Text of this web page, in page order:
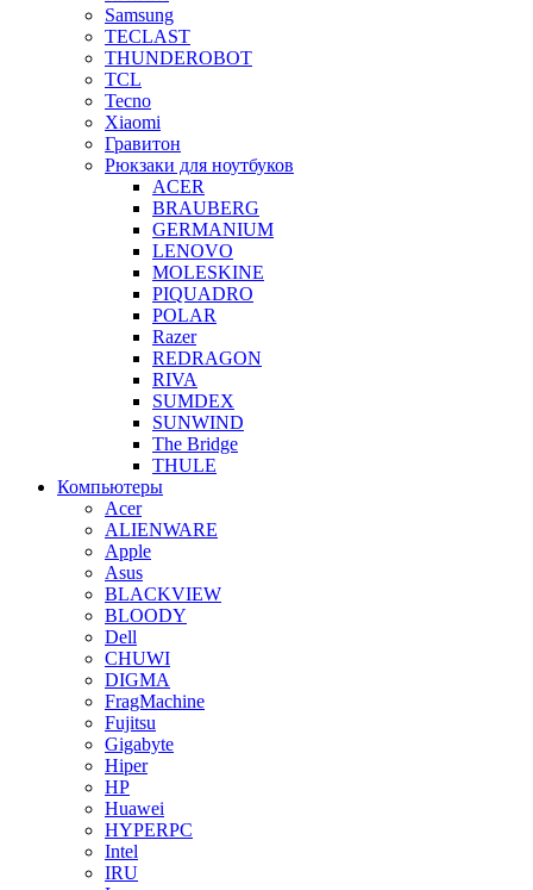
Samsung
TECLAST
THUNDEROBOT
TCL
Tecno
Xiaomi
Гравитон
Рюкзаки для ноутбуков
ACER
BRAUBERG
GERMANIUM
LENOVO
MOLESKINE
PIQUADRO
POLAR
Razer
REDRAGON
RIVA
SUMDEX
SUNWIND
The Bridge
THULE
Компьютеры
Acer
ALIENWARE
Apple
Asus
BLACKVIEW
BLOODY
Dell
CHUWI
DIGMA
FragMachine
Fujitsu
Gigabyte
Hiper
HP
Huawei
HYPERPC
Intel
IRU